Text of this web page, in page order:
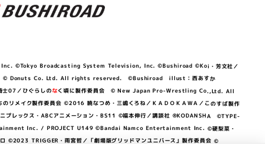
©Tokyo Broadcasting System Television, Inc. ©Bushiroad ©Koi・芳文社／
© Donuts Co. Ltd. All rights reserved. ©Bushiroad illust：西あすか
07／ひぐらしのなく頃に製作委員会 © New Japan Pro-Wrestling Co.,Ltd. All
イク製作委員会 ©2016 暁なつめ・三嶋くろね／ＫＡＤＯＫＡＷＡ／このすば製作
ックス・ABCアニメーション・BS11 ©福本伸行／講談社 ®KODANSHA ©TYPE-
Inc. / PROJECT U149 ©Bandai Namco Entertainment Inc. ©硬梨菜・
©2023 TRIGGER・雨宮哲／「劇場版グリッドマンユニバース」製作委員会 ©